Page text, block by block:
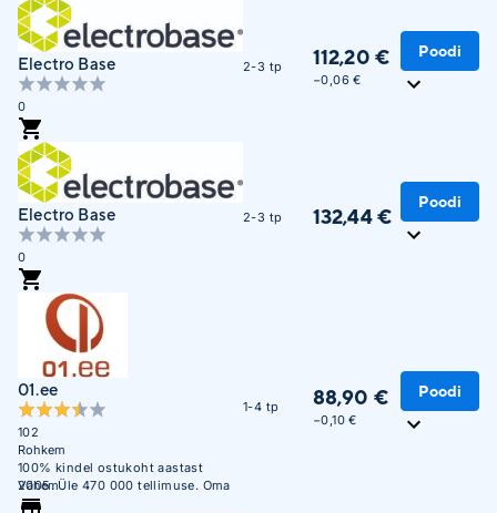
Electro Base
0
2-3 tp 112,20 €
−0,06 €
Poodi
Electro Base
0
2-3 tp 132,44 €
Poodi
01.ee
102
Rohkem
100% kindel ostukoht aastast
2005. Üle 470 000 tellimuse. Oma
ladu 850m2.
Vähem
1-4 tp 88,90 €
−0,10 €
Poodi